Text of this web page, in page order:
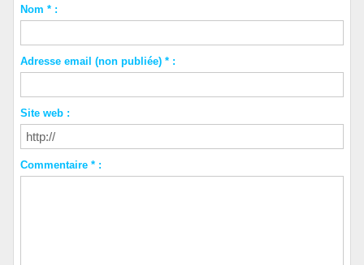
Nom * :
Adresse email (non publiée) * :
Site web :
Commentaire * :